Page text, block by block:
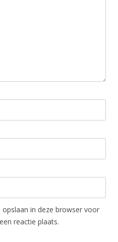
in deze browser voor
reactie plaats.